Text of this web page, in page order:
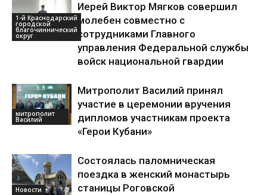
1-й Краснодарский
городской
благочиннический
округ
Иерей Виктор Мягков совершил
молебен совместно с
сотрудниками Главного
управления Федеральной службы
войск национальной гвардии
митрополит
Василий
Митрополит Василий принял
участие в церемонии вручения
дипломов участникам проекта
«Герои Кубани»
Новости
Состоялась паломническая
поездка в женский монастырь
станицы Роговской